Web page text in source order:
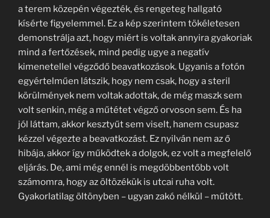
a terem közepén végezték, és rengeteg hallgató
kísérte figyelemmel. Ez a kép szerintem tökéletesen
demonstrálja azt, hogy miért is voltak annyira gyakoriak
mind a fertőzések, mind pedig ugye a negatív
kimenetellel végződő beavatkozások. Ugyanis a fotón
egyértelműen látszik, hogy nem csak, hogy a steril
körülmények nem voltak adottak, de még maszk sem
volt senkin, még a műtétet végző orvoson sem. És ha
jól láttam, akkor kesztyűt sem viselt, hanem csupasz
kézzel végezte a beavatkozást. Ez nyilván nem az ő
hibája, akkor így működtek a dolgok, ez volt a megfelelő
eljárás. De, ami még ennél is megdöbbentőbb volt
számomra, hogy az öltözékük is utcai ruha volt.
Gyakorlatilag öltönyben – ugyan zakó nélkül – műtött.